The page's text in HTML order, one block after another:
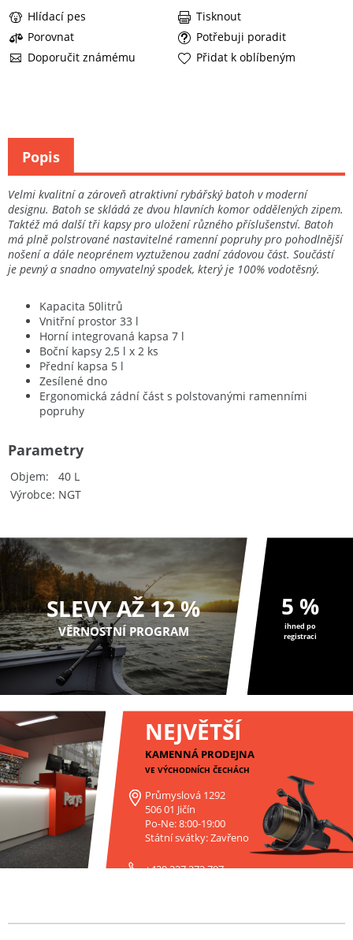
Hlídací pes
Porovnat
Potřebuji poradit
Doporučit známému
Tisknout
Přidat k oblíbeným
Velmi kvalitní a zároveň atraktivní rybářský batoh v moderní
designu. Batoh se skládá ze dvou hlavních komor oddělených zipem.
Taktéž má další tři kapsy pro uložení různého příslušenství. Batoh
má plně polstrované nastavitelné ramenní popruhy pro pohodlnější
nošení a dále neoprénem vyztuženou zadní zádovou část. Součástí
je pevný a snadno omyvatelný spodek, který je 100% vodotěsný.
Kapacita 50litrů
Vnitřní prostor 33 l
Horní integrovaná kapsa 7 l
Boční kapsy 2,5 l x 2 ks
Přední kapsa 5 l
Zesílené dno
Ergonomická zádní část s polstovanými ramenními
popruhy
Objem
40 L
Výrobce NGT
Parametry
Popis
SLEVY AŽ 12 %
VĚRNOSTNÍ PROGRAM
5 %
ihned po
registraci
NEJVĚTŠÍ
KAMENNÁ PRODEJNA
VE VÝCHODNÍCH ČECHÁCH
Průmyslová 1292
506 01 Jičín
Po-Ne: 8:00-19:00
Státní svátky: Zavřeno
+420 227 272 797